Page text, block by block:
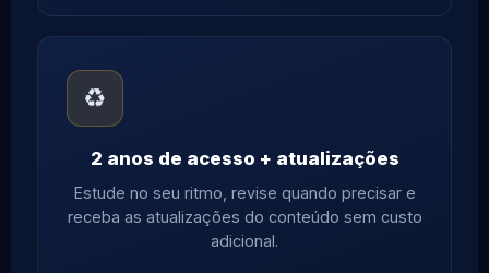
♻️
2 anos de acesso + atualizações
Estude no seu ritmo, revise quando precisar e
receba as atualizações do conteúdo sem custo
adicional.